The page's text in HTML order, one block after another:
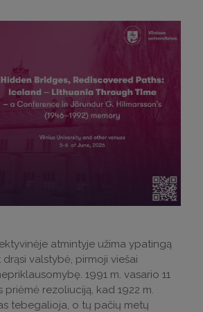
atmintyje užima ypatingą
valstybė, pirmoji viešai
1991 m. vasario 11
priėmė rezoliuciją, kad 1922 m.
tebegalioja, o tų pačių metų